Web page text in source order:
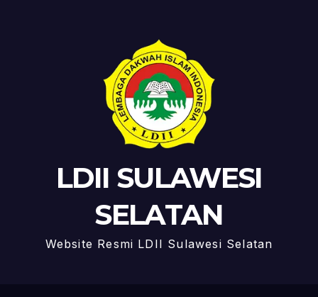
LDII SULAWESI
SELATAN
Website Resmi LDII Sulawesi Selatan